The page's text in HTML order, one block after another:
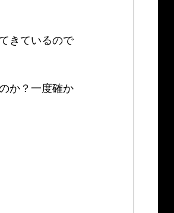
きているので
か？一度確か